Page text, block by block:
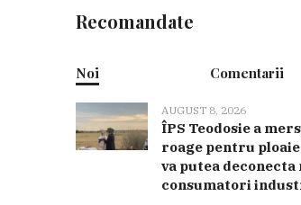
Recomandate
Noi Comentarii
AUGUST 8, 2026
ÎPS Teodosie a
roage pentru
va putea
consumatori